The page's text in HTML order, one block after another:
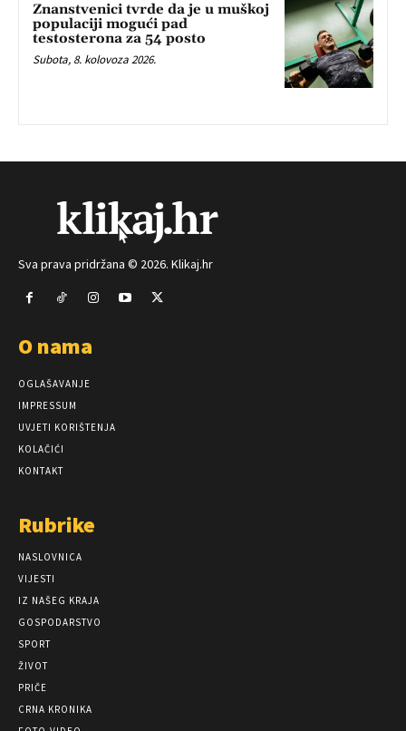
Znanstvenici tvrde da je u muškoj
populaciji mogući pad
testosterona za 54 posto
Subota, 8. kolovoza 2026.
Sva prava pridržana © 2026. Klikaj.hr
O nama
OGLAŠAVANJE
IMPRESSUM
UVJETI KORIŠTENJA
KOLAČIĆI
KONTAKT
Rubrike
NASLOVNICA
VIJESTI
IZ NAŠEG KRAJA
GOSPODARSTVO
SPORT
ŽIVOT
PRIČE
CRNA KRONIKA